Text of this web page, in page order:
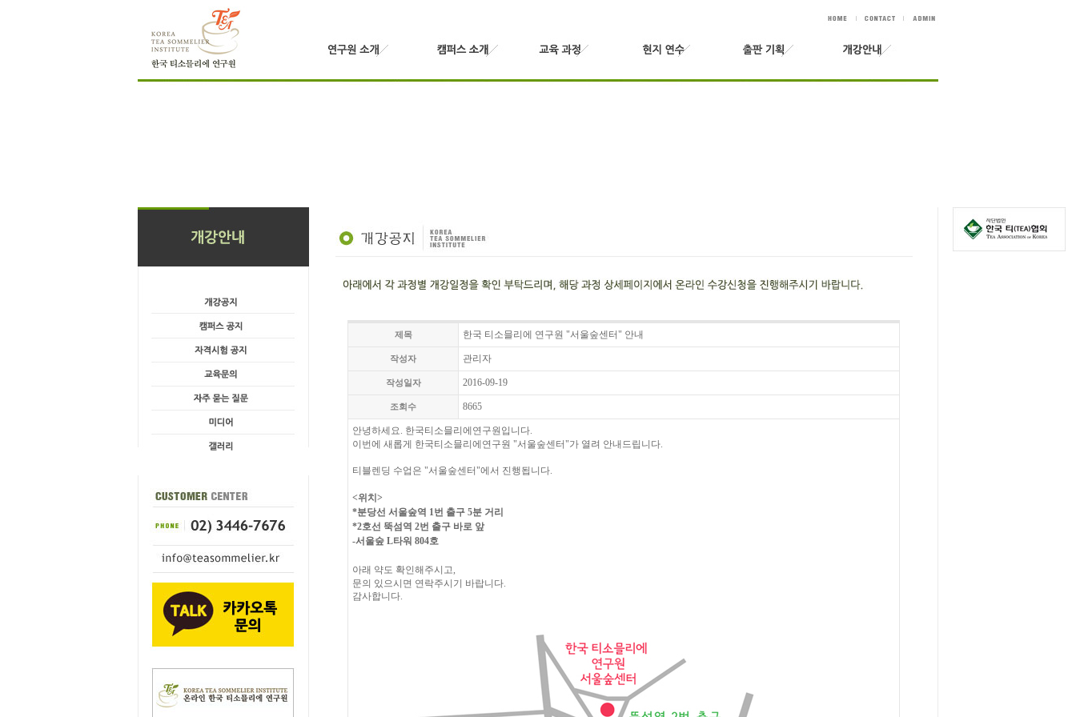
제목 한국 티소믈리에 연구원 "서울숲센터" 안내
작성자 관리자
작성일자 2016-09-19
조회수 8665
안녕하세요. 한국티소믈리에연구원입니다.
이번에 새롭게 한국티소믈리에연구원 "서울숲센터"가 열려 안내드립니다.
티블렌딩 수업은 "서울숲센터"에서 진행됩니다.
<위치>
*분당선 서울숲역 1번 출구 5분 거리
*2호선 뚝섬역 2번 출구 바로 앞
-서울숲 L타워 804호
아래 약도 확인해주시고,
문의 있으시면 연락주시기 바랍니다.
감사합니다.